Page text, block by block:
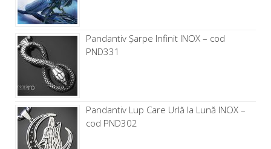
Pandantiv Șarpe Infinit INOX – cod
PND331
Pandantiv Lup Care Urlă la Lună INOX –
cod PND302